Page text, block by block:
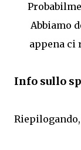
Abbiamo
appena ci
Info sullo